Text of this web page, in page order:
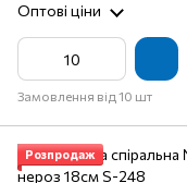
Оптові ціни
Замовлення від 10 шт
Розпродаж